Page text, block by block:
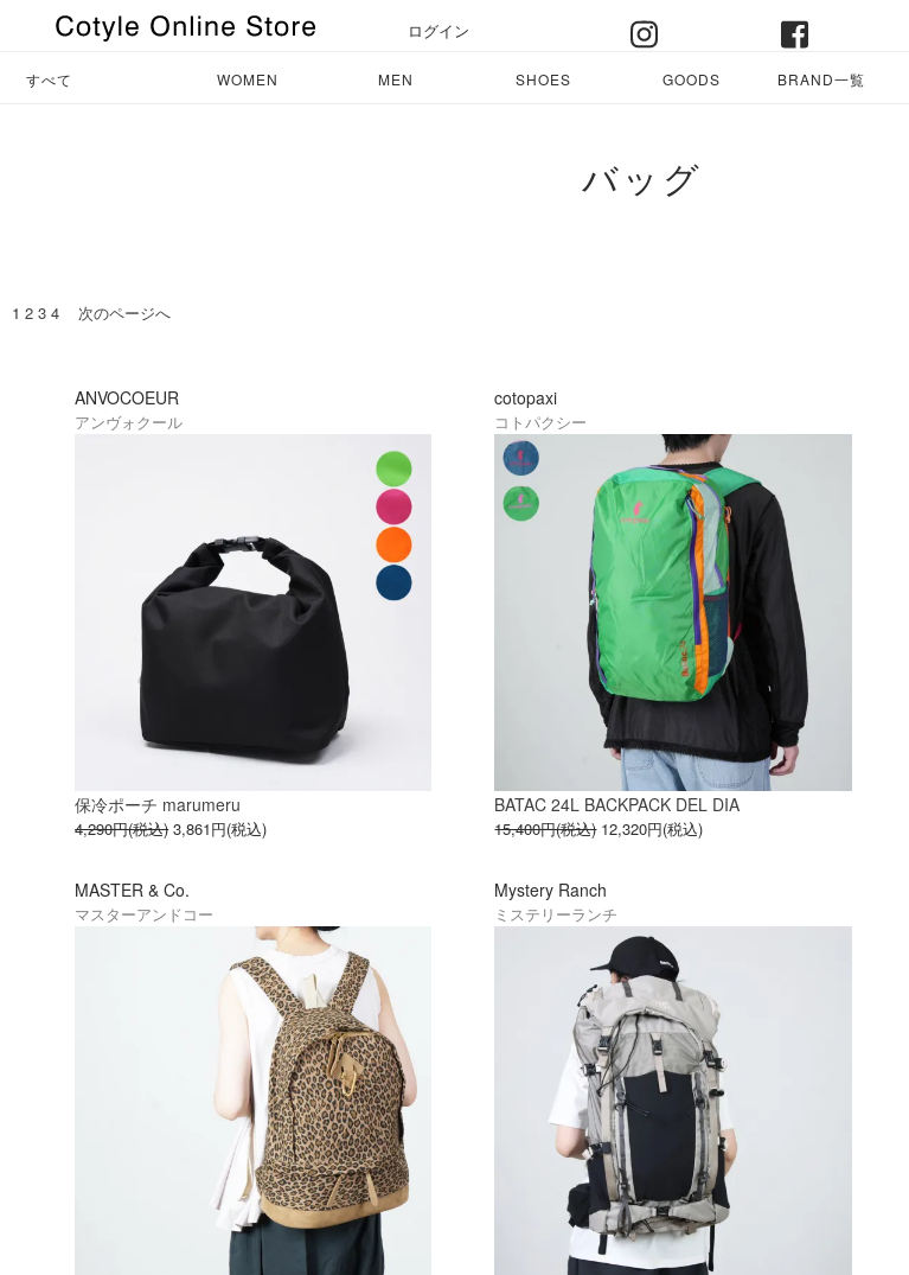
ログイン
すべて WOMEN MEN SHOES GOODS BRAND一覧
バッグ
1 2 3 4 次のページへ
ANVOCOEUR
アンヴォクール
保冷ポーチ marumeru
4,290円(税込) 3,861円(税込)
cotopaxi
コトパクシー
BATAC 24L BACKPACK DEL DIA
15,400円(税込) 12,320円(税込)
MASTER & Co.
マスターアンドコー
Mystery Ranch
ミステリーランチ